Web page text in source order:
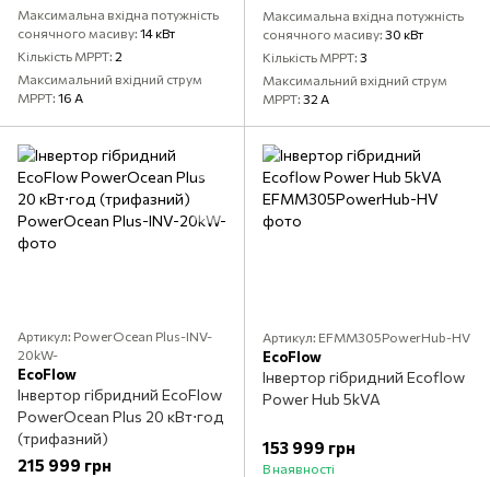
Максимальна вхідна потужність
сонячного масиву 14 кВт
Кількість MPPT 2
Максимальний вхідний струм
MPPT 16 А
Максимальна вхідна потужність
сонячного масиву 30 кВт
Кількість MPPT 3
Максимальний вхідний струм
MPPT 32 А
Артикул: PowerOcean Plus-INV-
20kW-
EcoFlow
Інвертор гібридний EcoFlow
PowerOcean Plus 20 кВт⋅год
(трифазний)
215 999 грн
Артикул: EFMM305PowerHub-HV
EcoFlow
Інвертор гібридний Ecoflow
Power Hub 5kVA
153 999 грн
В наявності